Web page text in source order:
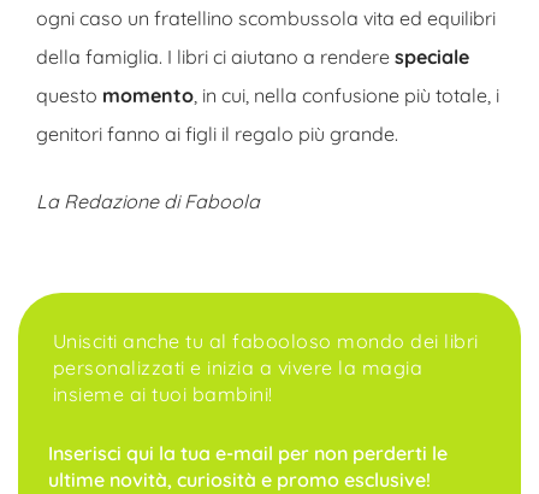
ogni caso un fratellino scombussola vita ed equilibri
della famiglia. I libri ci aiutano a rendere speciale
questo momento, in cui, nella confusione più totale, i
genitori fanno ai figli il regalo più grande.
La Redazione di Faboola
Unisciti anche tu al fabooloso mondo dei libri
personalizzati e inizia a vivere la magia
insieme ai tuoi bambini!
Inserisci qui la tua e-mail per non perderti le
ultime novità, curiosità e promo esclusive!